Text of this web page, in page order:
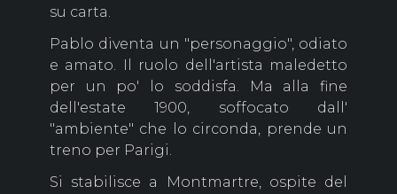
su carta.
Pablo diventa un "personaggio", odiato
e amato. Il ruolo dell'artista maledetto
per un po' lo soddisfa. Ma alla fine
dell'estate 1900, soffocato dall'
"ambiente" che lo circonda, prende un
treno per Parigi.
Si stabilisce a Montmartre, ospite del